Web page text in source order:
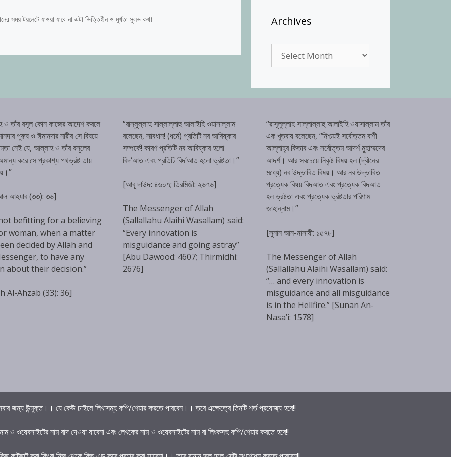
সময় টয়লেটে যাওয়া যাবে না এটা ভিত্তিহীন ও মুর্খতা সুলভ কথা
Archives
ও তাঁর রসূল কোন কাজের আদেশ করলে
পুরুষ ও ঈমানদার নারীর সে বিষয়ে
নেই যে, আল্লাহ ও তাঁর রসূলের
করে সে প্রকাশ্য পথভ্রষ্ট তায়
আহযাব (৩৩): ৩৬]
befitting for a believing
woman, when a matter
decided by Allah and
to have any
about their decision.”
Al-Ahzab (33): 36]
“রাসূলুল্লাহ সাল্লাল্লাহু আলাইহি ওয়াসাল্লাম
বলেছেন, সাবধান! (ধর্মে) প্রতিটি নব আবিষ্কার
সম্পর্কে! কারণ প্রতিটি নব আবিষ্কার হলো
বিদ‘আত এবং প্রতিটি বিদ‘আত হলো ভ্রষ্টতা।”
[আবূ দাউদ: ৪৬০৭; তিরমিজী: ২৬৭৬]
The Messenger of Allah
(Sallallahu Alaihi Wasallam) said:
“Every innovation is
misguidance and going astray”
[Abu Dawood: 4607; Thirmidhi:
2676]
“রাসূলুল্লাহ সাল্লাল্লাহু আলাইহি ওয়াসাল্লাম তাঁর
এক খুতবায় বলেছেন, “নিশ্চয়ই সর্বোত্তম বাণী
আল্লাহ্‌র কিতাব এবং সর্বোত্তম আদর্শ মুহাম্মদের
আদর্শ। আর সবচেয়ে নিকৃষ্ট বিষয় হল (দ্বীনের
মধ্যে) নব উদ্ভাবিত বিষয়। আর নব উদ্ভাবিত
প্রত্যেক বিষয় বিদআত এবং প্রত্যেক বিদআত
হল ভ্রষ্টতা এবং প্রত্যেক ভ্রষ্টতার পরিণাম
জাহান্নাম।”
[সুনান আন-নাসায়ী: ১৫৭৮]
The Messenger of Allah
(Sallallahu Alaihi Wasallam) said:
“… and every innovation is
misguidance and all misguidance
is in the Hellfire.” [Sunan An-
Nasa’i: 1578]
জন্য উন্মুক্ত।। যে কেউ চাইলে লিখাসমূহ কপি/শেয়ার করতে পারবেন।। তবে এক্ষেত্রে তিনটি শর্ত প্রযোজ্য হবে!!
ও ওয়েবসাইটের নাম বাদ দেওয়া যাবেনা এবং লেখকের নাম ও ওয়েবসাইটের নাম বা লিংকসহ কপি/শেয়ার করতে হবে!!